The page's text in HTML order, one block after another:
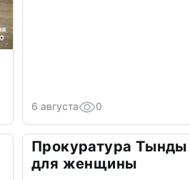
6 августа 0
Прокуратура
для женщины